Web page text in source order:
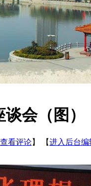
会（图）
查看评论】 【进入后台编